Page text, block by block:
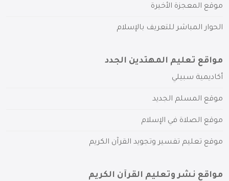
موقع المعجزة الأخيرة
الحوار المباشر للتعريف بالإسلام
مواقع تعليم المهتدين الجدد
أكاديمية سبيلي
موقع المسلم الجديد
موقع الصلاة في الإسلام
موقع تعليم تفسير وتجويد القرآن الكريم
مواقع نشر وتعليم القرآن الكريم